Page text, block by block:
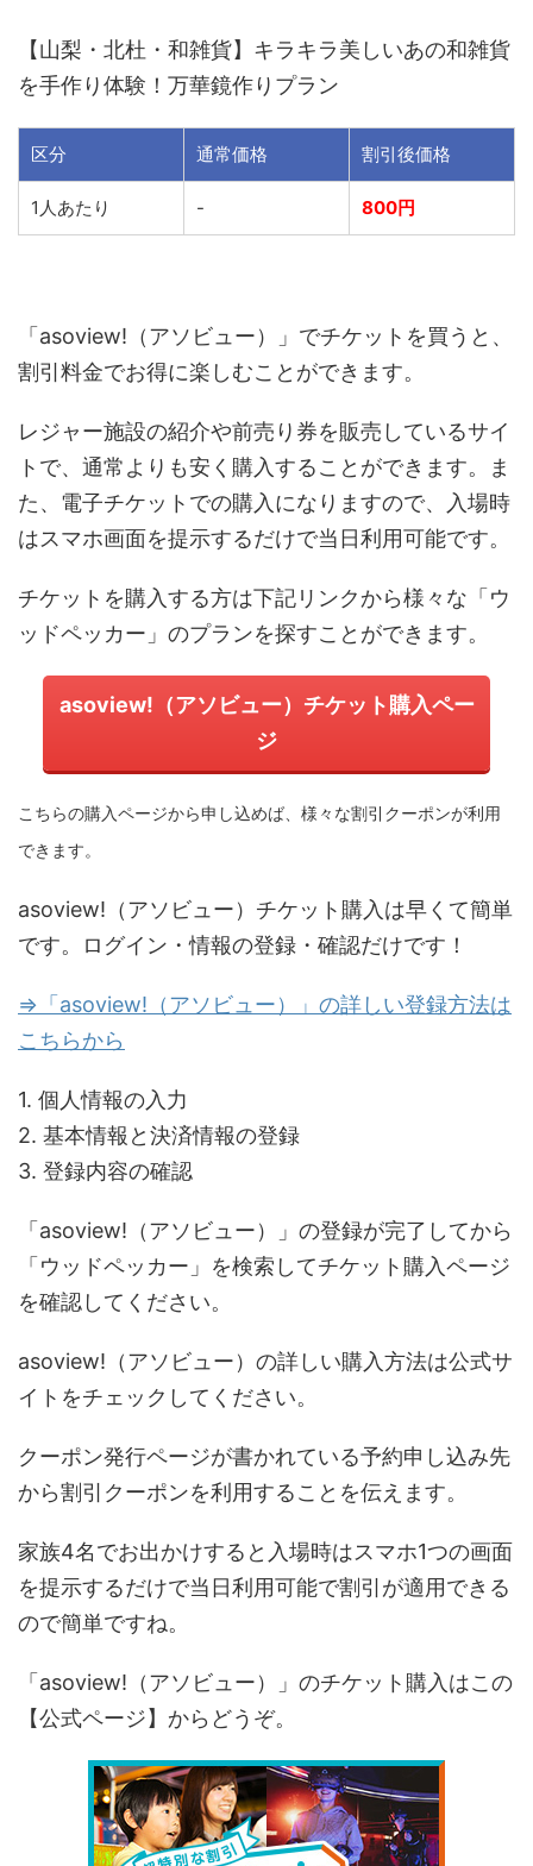
【山梨・北杜・和雑貨】キラキラ美しいあの和雑貨
を手作り体験！万華鏡作りプラン
区分 通常価格 割引後価格
1人あたり - 800円
「asoview!（アソビュー）」でチケットを買うと、
割引料金でお得に楽しむことができます。
レジャー施設の紹介や前売り券を販売しているサイ
トで、通常よりも安く購入することができます。ま
た、電子チケットでの購入になりますので、入場時
はスマホ画面を提示するだけで当日利用可能です。
チケットを購入する方は下記リンクから様々な「ウ
ッドペッカー」のプランを探すことができます。
asoview!（アソビュー）チケット購入ペー
ジ
こちらの購入ページから申し込めば、様々な割引クーポンが利用
できます。
asoview!（アソビュー）チケット購入は早くて簡単
です。ログイン・情報の登録・確認だけです！
⇒「asoview!（アソビュー）」の詳しい登録方法は
こちらから
1. 個人情報の入力
2. 基本情報と決済情報の登録
3. 登録内容の確認
「asoview!（アソビュー）」の登録が完了してから
「ウッドペッカー」を検索してチケット購入ページ
を確認してください。
asoview!（アソビュー）の詳しい購入方法は公式サ
イトをチェックしてください。
クーポン発行ページが書かれている予約申し込み先
から割引クーポンを利用することを伝えます。
家族4名でお出かけすると入場時はスマホ1つの画面
を提示するだけで当日利用可能で割引が適用できる
ので簡単ですね。
「asoview!（アソビュー）」のチケット購入はこの
【公式ページ】からどうぞ。